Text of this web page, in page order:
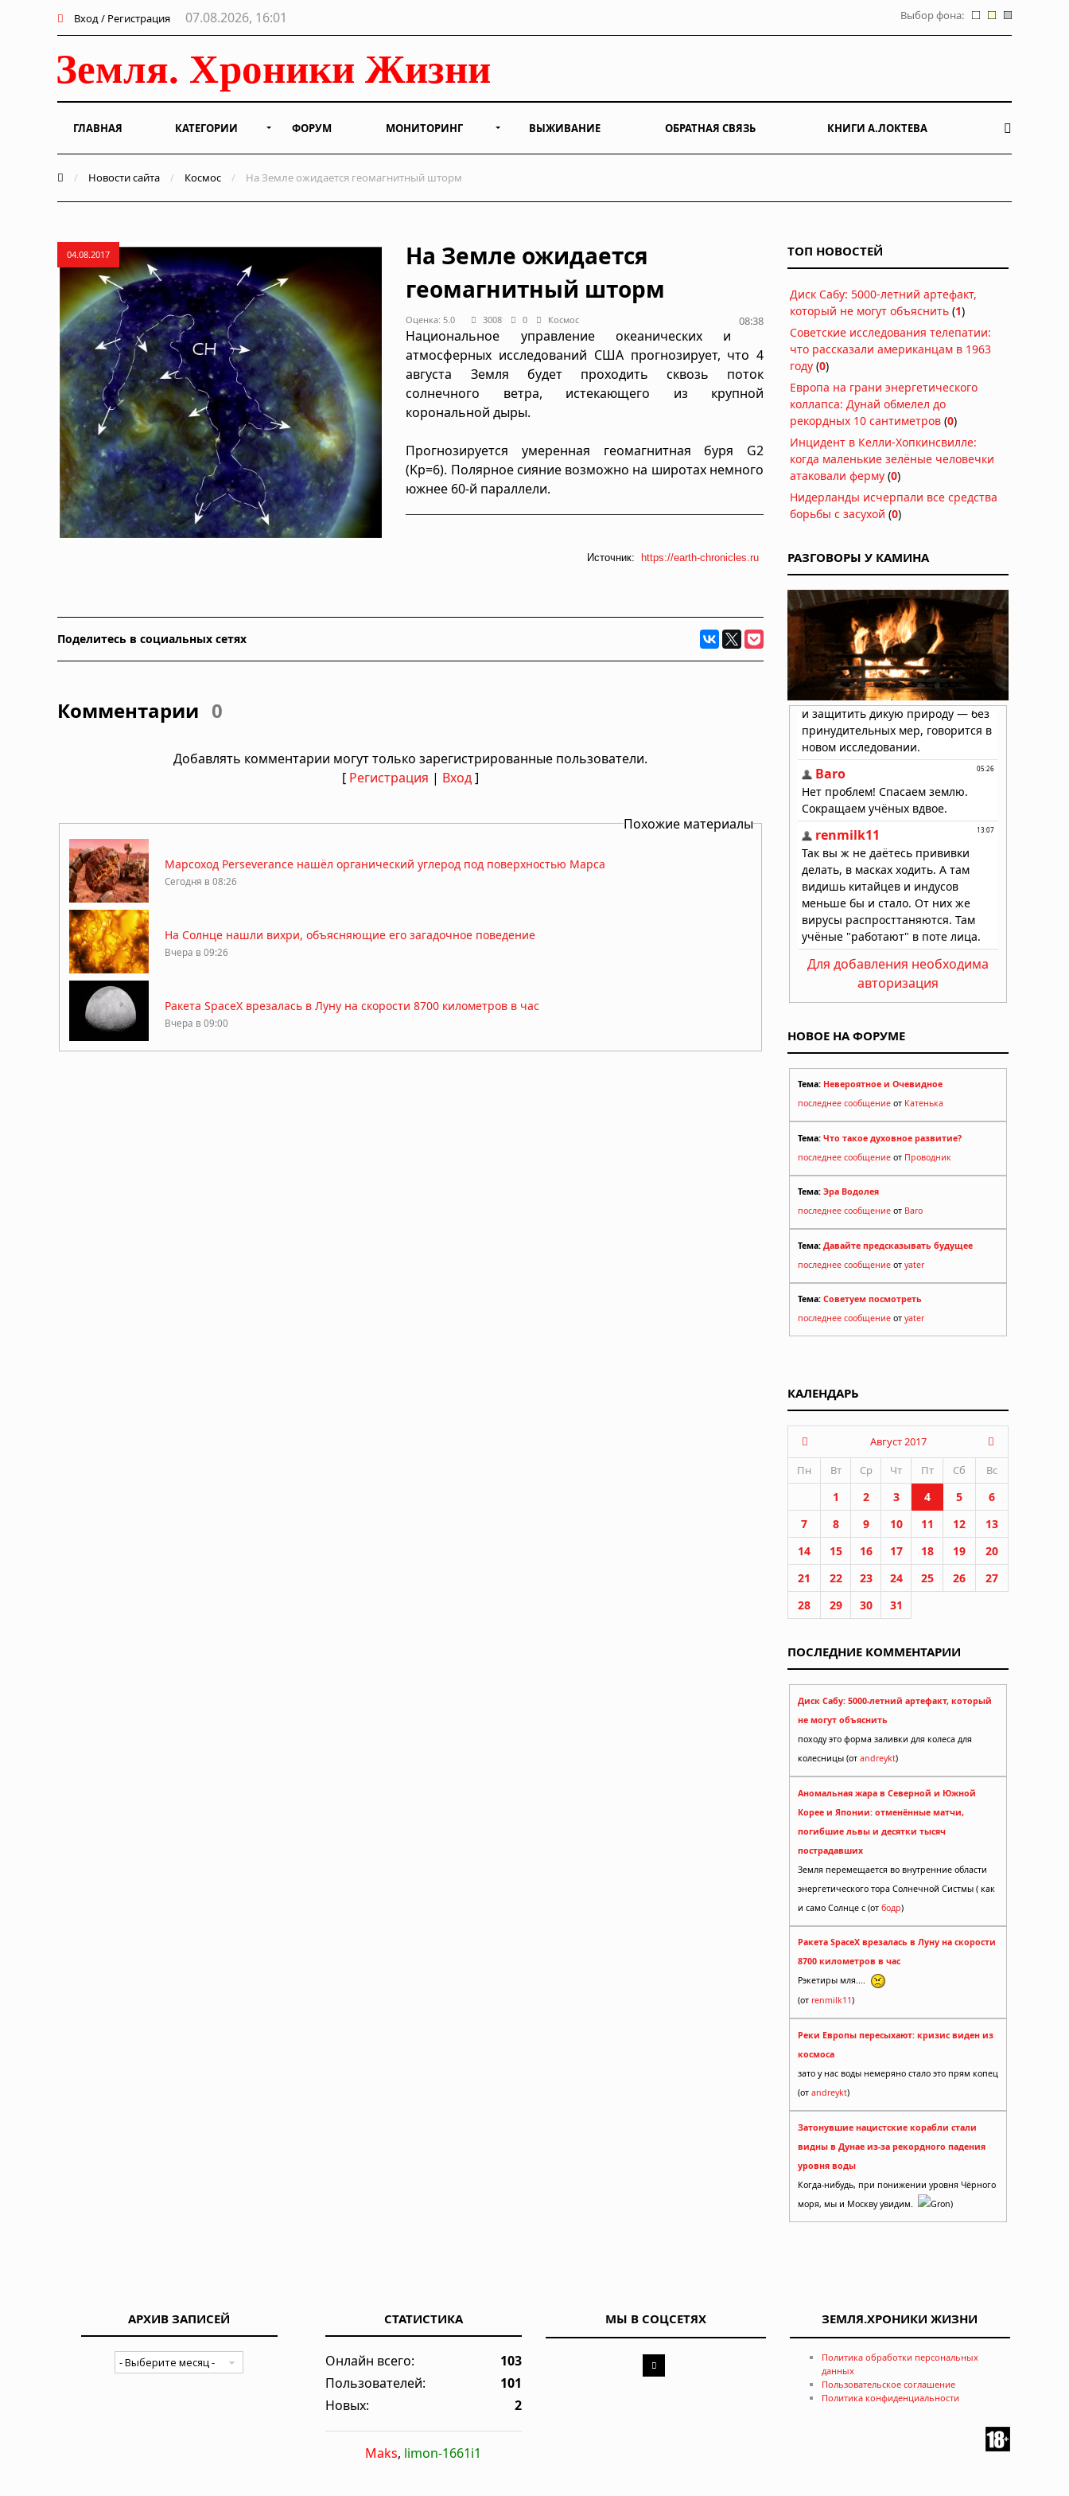
Вход / Регистрация 07.08.2026, 16:01 Выбор фона:
ГЛАВНАЯ КАТЕГОРИИ ФОРУМ МОНИТОРИНГ ВЫЖИВАНИЕ ОБРАТНАЯ СВЯЗЬ КНИГИ А.ЛОКТЕВА
/ Новости сайта / Космос / На Земле ожидается геомагнитный шторм
04.08.2017
На Земле ожидается
геомагнитный шторм
Оценка: 5.0 3008 0 Космос 08:38
Национальное управление океанических и
атмосферных исследований США прогнозирует, что 4
августа Земля будет проходить сквозь поток
солнечного ветра, истекающего из крупной
корональной дыры.
Прогнозируется умеренная геомагнитная буря G2
(Kp=6). Полярное сияние возможно на широтах немного
южнее 60-й параллели.
Источник: https://earth-chronicles.ru
Поделитесь в социальных сетях
Комментарии 0
Добавлять комментарии могут только зарегистрированные пользователи.
[ Регистрация | Вход]
Похожие материалы
Марсоход Perseverance нашёл органический углерод под поверхностью Марса
Сегодня в 08:26
На Солнце нашли вихри, объясняющие его загадочное поведение
Вчера в 09:26
Ракета SpaceX врезалась в Луну на скорости 8700 километров в час
Вчера в 09:00
ТОП НОВОСТЕЙ
Диск Сабу: 5000-летний артефакт,
который не могут объяснить (1)
Советские исследования телепатии:
что рассказали американцам в 1963
году (0)
Европа на грани энергетического
коллапса: Дунай обмелел до
рекордных 10 сантиметров (0)
Инцидент в Келли-Хопкинсвилле:
когда маленькие зелёные человечки
атаковали ферму (0)
Нидерланды исчерпали все средства
борьбы с засухой (0)
РАЗГОВОРЫ У КАМИНА
Для добавления необходима
авторизация
НОВОЕ НА ФОРУМЕ
Тема: Невероятное и Очевидное
последнее сообщение от Катенька
Тема: Что такое духовное развитие?
последнее сообщение от Проводник
Тема: Эра Водолея
последнее сообщение от Baro
Тема: Давайте предсказывать будущее
последнее сообщение от yater
Тема: Советуем посмотреть
последнее сообщение от yater
КАЛЕНДАРЬ
Август 2017
Пн
Вт Ср Чт Пт Сб Вс
1 2 3 4 5
6
7
8 9 10 11 12
13
14
15 16 17 18 19
20
21
22 23 24 25 26
27
28
29 30 31
ПОСЛЕДНИЕ КОММЕНТАРИИ
Диск Сабу: 5000-летний артефакт, который
не могут объяснить
походу это форма заливки для колеса для
колесницы (от andreykt)
Аномальная жара в Северной и Южной
Корее и Японии: отменённые матчи,
погибшие львы и десятки тысяч
пострадавших
Земля перемещается во внутренние области
энергетического тора Солнечной Систмы ( как
и само Солнце с (от бодр)
Ракета SpaceX врезалась в Луну на скорости
8700 километров в час
Рэкетиры мля....
(от renmilk11)
Реки Европы пересыхают: кризис виден из
космоса
зато у нас воды немеряно стало это прям копец
(от andreykt)
Затонувшие нацистские корабли стали
видны в Дунае из-за рекордного падения
уровня воды
Когда-нибудь, при понижении уровня Чёрного
моря, мы и Москву увидим.
Gron)
АРХИВ ЗАПИСЕЙ СТАТИСТИКА
Онлайн всего:
103
Пользователей:
101
Новых:
2
Maks, limon-1661i1
МЫ В СОЦСЕТЯХ ЗЕМЛЯ.ХРОНИКИ ЖИЗНИ
Политика обработки персональных
данных
Пользовательское соглашение
Политика конфиденциальности